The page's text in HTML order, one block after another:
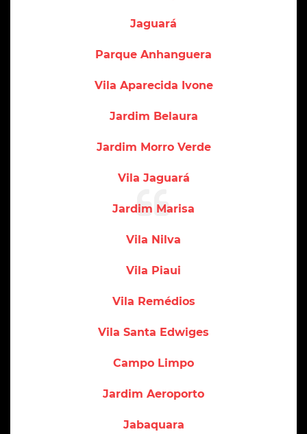
Jaguará
Parque Anhanguera
Vila Aparecida Ivone
Jardim Belaura
Jardim Morro Verde
Vila Jaguará
Jardim Marisa
Vila Nilva
Vila Piaui
Vila Remédios
Vila Santa Edwiges
Campo Limpo
Jardim Aeroporto
Jabaquara